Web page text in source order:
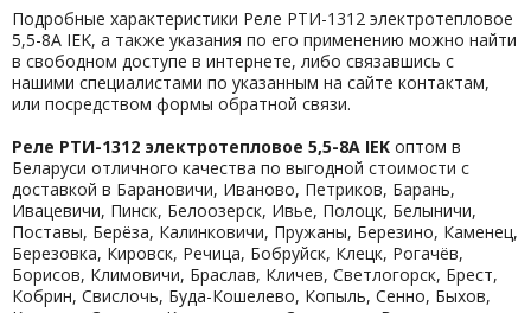
Подробные характеристики Реле РТИ-1312 электротепловое
5,5-8А IEK, а также указания по его применению можно найти
в свободном доступе в интернете, либо связавшись с
нашими специалистами по указанным на сайте контактам,
или посредством формы обратной связи.
Реле РТИ-1312 электротепловое 5,5-8А IEKоптом в
Беларуси отличного качества по выгодной стоимости с
доставкой в Барановичи, Иваново, Петриков, Барань,
Ивацевичи, Пинск, Белоозерск, Ивье, Полоцк, Белыничи,
Поставы, Берёза, Калинковичи, Пружаны, Березино, Каменец,
Березовка, Кировск, Речица, Бобруйск, Клецк, Рогачёв,
Борисов, Климовичи, Браслав, Кличев, Светлогорск, Брест,
Кобрин, Свислочь, Буда-Кошелево, Копыль, Сенно, Быхов,